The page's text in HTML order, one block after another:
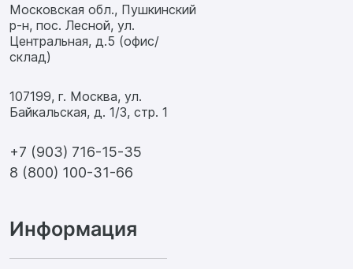
Московская обл., Пушкинский
р-н, пос. Лесной, ул.
Центральная, д.5 (офис/
склад)
107199, г. Москва, ул.
Байкальская, д. 1/3, стр. 1
+7 (903) 716-15-35
8 (800) 100-31-66
Информация